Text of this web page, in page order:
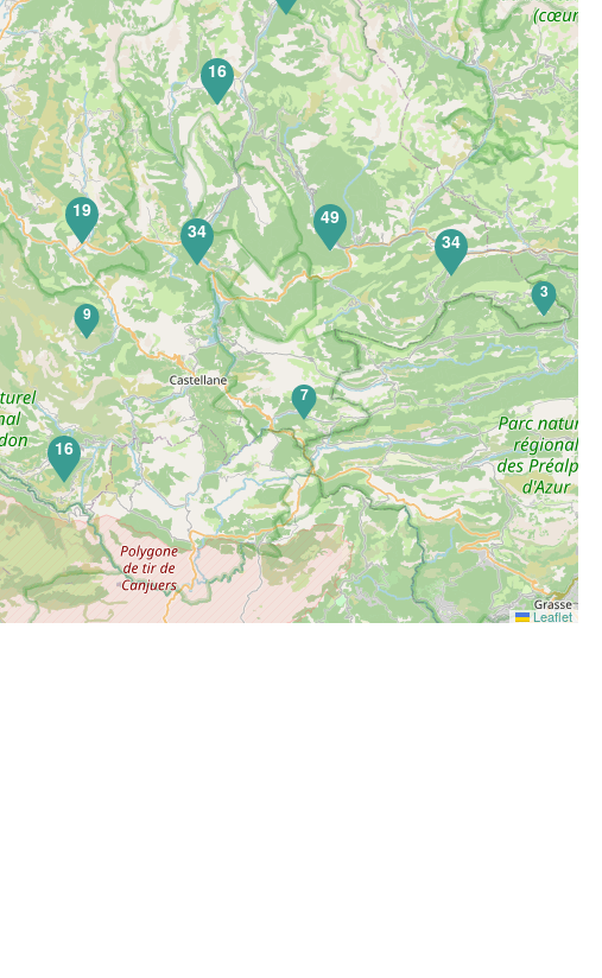
16
7
3
9
19
34
49
34
16
Leaflet